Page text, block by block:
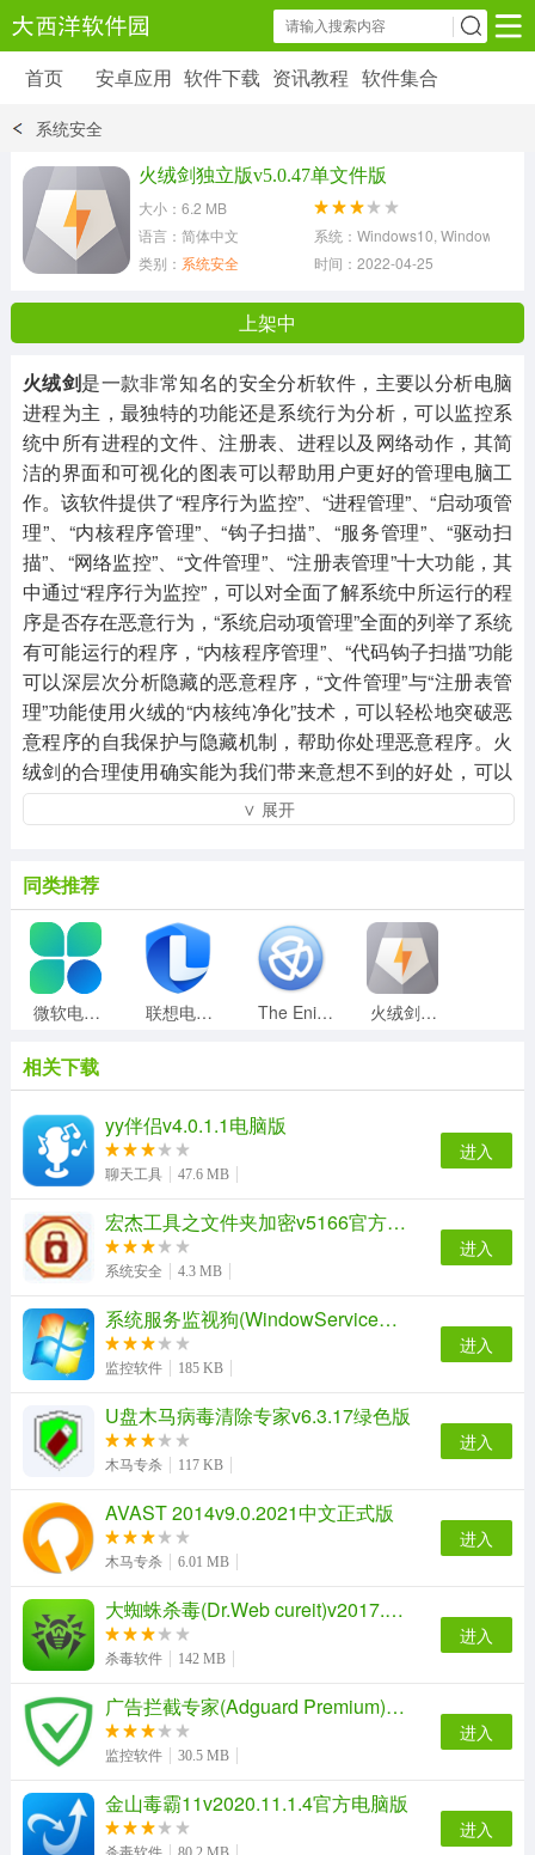
安卓应用 软件下载 资讯教程
6179 款应用
39 款应用
首页 安卓应用 软件下载 资讯教程 软件集合
系统安全
火绒剑独立版v5.0.47单文件版
大小：6.2 MB
语言：简体中文
系统：Windows10, Windows8,
类别： 系统安全 时间：2022-04-25
上架中
火绒剑是一款非常知名的安全分析软件，主要以分析电脑
进程为主，最独特的功能还是系统行为分析，可以监控系
统中所有进程的文件、注册表、进程以及网络动作，其简
洁的界面和可视化的图表可以帮助用户更好的管理电脑工
作。该软件提供了“程序行为监控”、“进程管理”、“启动项管
理”、“内核程序管理”、“钩子扫描”、“服务管理”、“驱动扫
描”、“网络监控”、“文件管理”、“注册表管理”十大功能，其
中通过“程序行为监控”，可以对全面了解系统中所运行的程
序是否存在恶意行为，“系统启动项管理”全面的列举了系统
有可能运行的程序，“内核程序管理”、“代码钩子扫描”功能
可以深层次分析隐藏的恶意程序，“文件管理”与“注册表管
理”功能使用火绒的“内核纯净化”技术，可以轻松地突破恶
意程序的自我保护与隐藏机制，帮助你处理恶意程序。火
绒剑的合理使用确实能为我们带来意想不到的好处，可以
单独分析某个进程，也可以监控所有进程，通过其内存分
析、内核功能和钩子扫描，可以快速全方位的对进程进行
来的是火绒剑独立版，是从火绒安全软件中提取出来的，
可以让大家不必安装火绒安全工具而独自使用，拥有强大
的系统进程管理和监控功能，可以轻松找到系统中的恶意
程序，非常适合专业的系统和网络安全人员使用，可以满
足广大用户的不同需求！
1、Winrar制作的自解压程序，编辑了下图标（换成火绒剑
图标）和Manifest（设置管理员身份运行）。默认解压到
2、杀软可能会报毒，可执行文件都有火绒签名没动过，其
余文件可以看代码。报毒原因应该是：自解压并运行。
想再用了，可以在重启系统后运行“清除残留”。
应用亮点
1、行为监控
多达70种系统动作分类、软件，病毒行为一目了然。
2、启动项查看
藏。
3、钩子扫描
∨ 展开
同类推荐
微软电脑管家2.1 V1.2.1.9895 官方版 联想电脑管家 V5.0.60.11162 最新版 The Enigma Protectorv6.80破解版 火绒剑独立版v5.0.47单文件版
相关下载
yy伴侣v4.0.1.1电脑版
聊天工具 47.6 MB
进入
宏杰工具之文件夹加密v5166官方汉化版
系统安全 4.3 MB
进入
系统服务监视狗(WindowServiceWatchingDog)v1.1.1绿色免费版
监控软件 185 KB
进入
U盘木马病毒清除专家v6.3.17绿色版
木马专杀 117 KB
进入
AVAST 2014v9.0.2021中文正式版
木马专杀 6.01 MB
进入
大蜘蛛杀毒(Dr.Web cureit)v2017.04.03绿色中文版
杀毒软件 142 MB
进入
广告拦截专家(Adguard Premium)v7.0破解付费版
监控软件 30.5 MB
进入
金山毒霸11v2020.11.1.4官方电脑版
进入